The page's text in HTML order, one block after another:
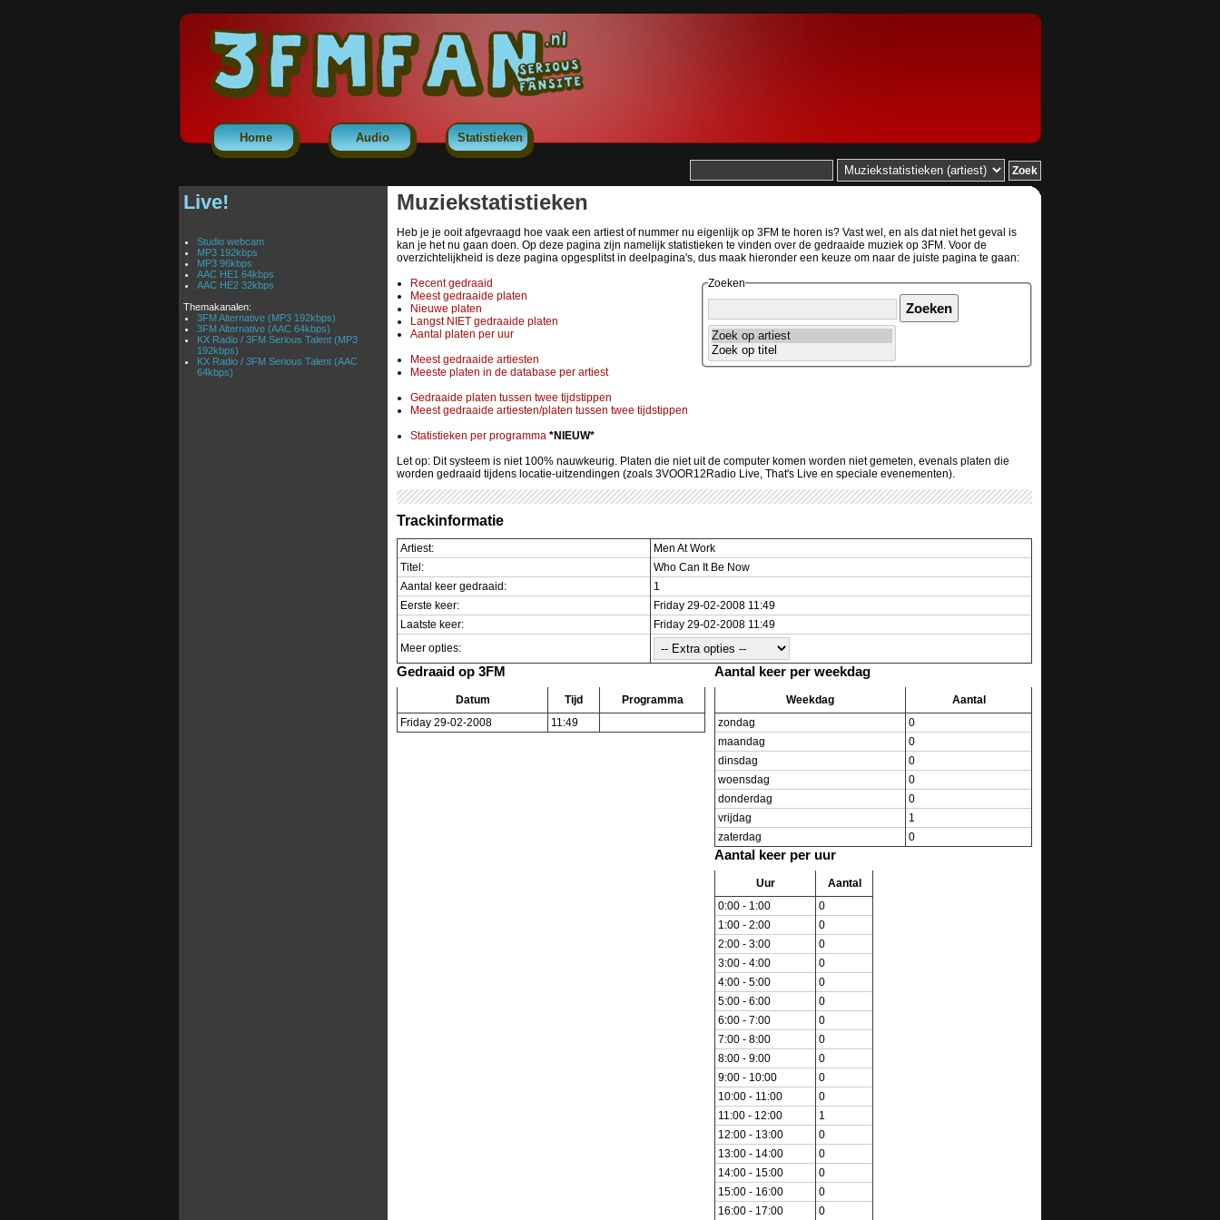
Home Audio Statistieken
Live!
Studio webcam
MP3 192kbps
MP3 96kbps
AAC HE1 64kbps
AAC HE2 32kbps
Themakanalen:
3FM Alternative (MP3 192kbps)
3FM Alternative (AAC 64kbps)
KX Radio / 3FM Serious Talent (MP3
192kbps)
KX Radio / 3FM Serious Talent (AAC
64kbps)
Muziekstatistieken
Heb je je ooit afgevraagd hoe vaak een artiest of nummer nu eigenlijk op 3FM te horen is? Vast wel, en als dat niet het geval is
kan je het nu gaan doen. Op deze pagina zijn namelijk statistieken te vinden over de gedraaide muziek op 3FM. Voor de
overzichtelijkheid is deze pagina opgesplitst in deelpagina's, dus maak hieronder een keuze om naar de juiste pagina te gaan:
Zoeken
Recent gedraaid
Meest gedraaide platen
Nieuwe platen
Langst NIET gedraaide platen
Aantal platen per uur
Meest gedraaide artiesten
Meeste platen in de database per artiest
Gedraaide platen tussen twee tijdstippen
Meest gedraaide artiesten/platen tussen twee tijdstippen
Statistieken per programma *NIEUW*
Let op: Dit systeem is niet 100% nauwkeurig. Platen die niet uit de computer komen worden niet gemeten, evenals platen die
worden gedraaid tijdens locatie-uitzendingen (zoals 3VOOR12Radio Live, That's Live en speciale evenementen).
Trackinformatie
Artiest:
Men At Work
Titel:
Who Can It Be Now
Aantal keer gedraaid:
1
Eerste keer:
Friday 29-02-2008 11:49
Laatste keer:
Friday 29-02-2008 11:49
Meer opties:
Gedraaid op 3FM
Datum Tijd
Programma
Friday 29-02-2008
11:49
Aantal keer per weekdag
Weekdag
Aantal
zondag
0
maandag
0
dinsdag
0
woensdag
0
donderdag
0
vrijdag
1
zaterdag
0
Aantal keer per uur
Uur
Aantal
0:00 - 1:00
0
1:00 - 2:00
0
2:00 - 3:00
0
3:00 - 4:00
0
4:00 - 5:00
0
5:00 - 6:00
0
6:00 - 7:00
0
7:00 - 8:00
0
8:00 - 9:00
0
9:00 - 10:00
0
10:00 - 11:00
0
11:00 - 12:00
1
12:00 - 13:00
0
13:00 - 14:00
0
14:00 - 15:00
0
15:00 - 16:00
0
16:00 - 17:00
0